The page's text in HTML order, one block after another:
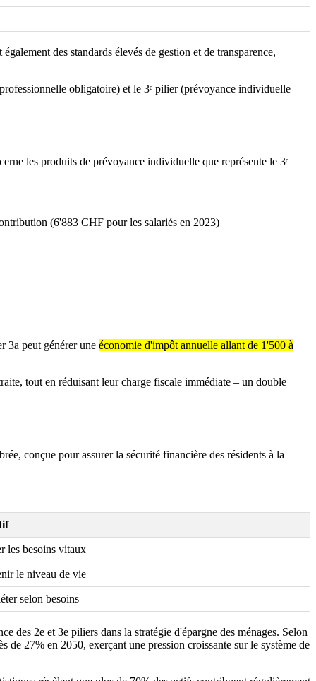
des standards élevés de gestion et de transparence,
obligatoire) et le 3ᵉ pilier (prévoyance individuelle
les produits de prévoyance individuelle que représente le 3ᵉ
(6'883 CHF pour les salariés en 2023)
3a peut générer une économie d'impôt annuelle allant de 1'500 à
tout en réduisant leur charge fiscale immédiate – un double
conçue pour assurer la sécurité financière des résidents à la
les besoins vitaux
le niveau de vie
selon besoins
des 2e et 3e piliers dans la stratégie d'épargne des ménages. Selon
27% en 2050, exerçant une pression croissante sur le système de